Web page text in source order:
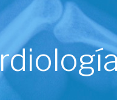
Curación de
Instituto de
Cardiología